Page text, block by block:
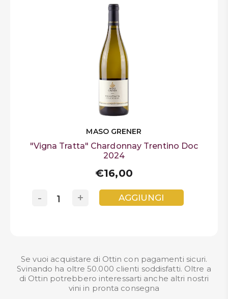
MASO GRENER
"Vigna Tratta" Chardonnay Trentino Doc
2024
€16,00
+
- AGGIUNGI
Se vuoi acquistare di Ottin con pagamenti sicuri.
Svinando ha oltre 50.000 clienti soddisfatti. Oltre a
di Ottin potrebbero interessarti anche altri nostri
vini in pronta consegna